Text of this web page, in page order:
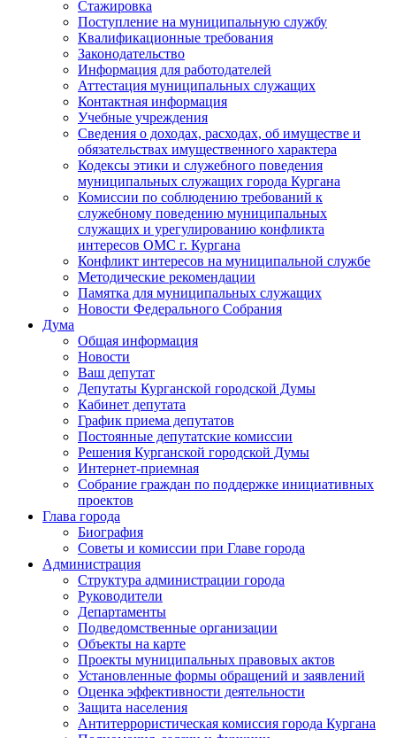
Стажировка
Поступление на муниципальную службу
Квалификационные требования
Законодательство
Информация для работодателей
Аттестация муниципальных служащих
Контактная информация
Учебные учреждения
Сведения о доходах, расходах, об имуществе и
обязательствах имущественного характера
Кодексы этики и служебного поведения
муниципальных служащих города Кургана
Комиссии по соблюдению требований к
служебному поведению муниципальных
служащих и урегулированию конфликта
интересов ОМС г. Кургана
Конфликт интересов на муниципальной службе
Методические рекомендации
Памятка для муниципальных служащих
Новости Федерального Cобрания
Дума
Общая информация
Новости
Ваш депутат
Депутаты Курганской городской Думы
Кабинет депутата
График приема депутатов
Постоянные депутатские комиссии
Решения Курганской городской Думы
Интернет-приемная
Собрание граждан по поддержке инициативных
проектов
Глава города
Биография
Советы и комиссии при Главе города
Администрация
Структура администрации города
Руководители
Департаменты
Подведомственные организации
Объекты на карте
Проекты муниципальных правовых актов
Установленные формы обращений и заявлений
Оценка эффективности деятельности
Защита населения
Антитеррористическая комиссия города Кургана